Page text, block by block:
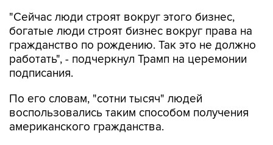
"Сейчас люди строят вокруг этого бизнес,
богатые люди строят бизнес вокруг права на
гражданство по рождению. Так это не должно
работать", - подчеркнул Трамп на церемонии
подписания.
По его словам, "сотни тысяч" людей
воспользовались таким способом получения
американского гражданства.